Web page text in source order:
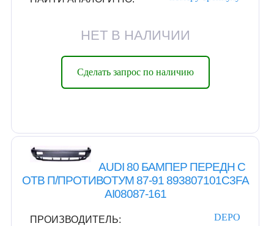
НЕТ В НАЛИЧИИ
Сделать запрос по наличию
AUDI 80 БАМПЕР ПЕРЕДН С
ОТВ П/ПРОТИВОТУМ 87-91 893807101C3FA
AI08087-161
ПРОИЗВОДИТЕЛЬ:
DEPO